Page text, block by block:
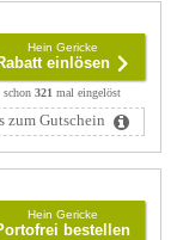
Hein Gericke
einlösen
schon321 mal eingelöst
zum Gutschein
Hein Gericke
bestellen